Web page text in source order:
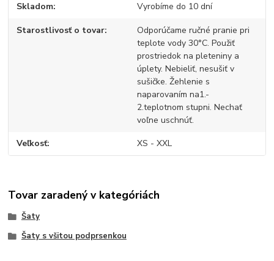
Skladom Vyrobíme do 10 dní
Starostlivosť o tovar
Odporúčame ručné pranie pri
teplote vody 30°C. Použiť
prostriedok na pleteniny a
úplety. Nebieliť, nesušiť v
sušičke. Žehlenie s
naparovaním na1.-
2.teplotnom stupni. Nechať
voľne uschnúť.
Veľkosť XS - XXL
Tovar zaradený v kategóriách
Šaty
Šaty s všitou podprsenkou